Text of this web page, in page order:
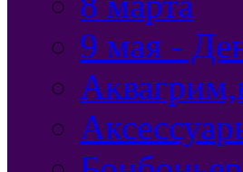
9 мая -